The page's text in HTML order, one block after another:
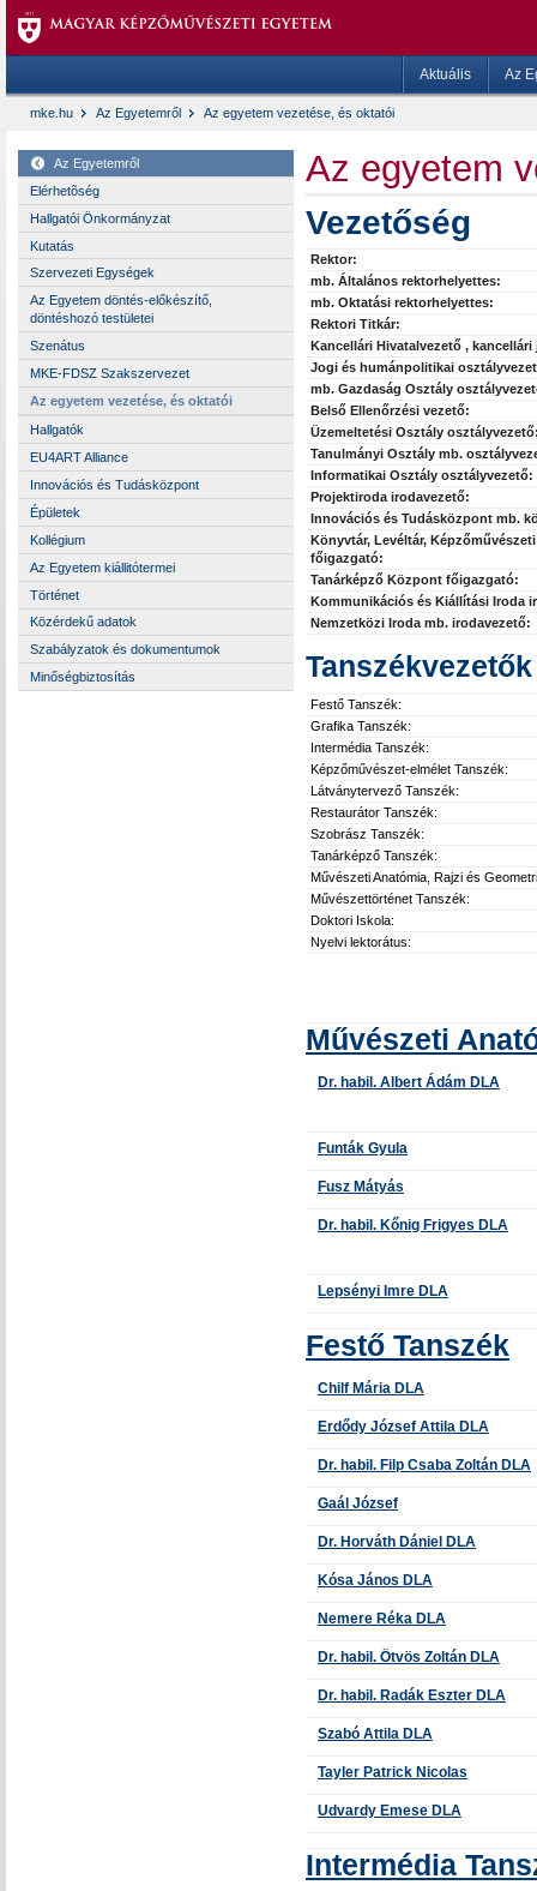
Aktuális Az
mke.hu Az Egyetemről Az egyetem vezetése, és oktatói
Az Egyetemről
Elérhetõség
Hallgatói Önkormányzat
Kutatás
Szervezeti Egységek
Az Egyetem döntés-előkészítő,
döntéshozó testületei
Szenátus
MKE-FDSZ Szakszervezet
Az egyetem vezetése, és oktatói
Hallgatók
EU4ART Alliance
Innovációs és Tudásközpont
Épületek
Kollégium
Az Egyetem kiállitótermei
Történet
Közérdekű adatok
Szabályzatok és dokumentumok
Minőségbiztosítás
Az egyetem
Vezetőség
Rektor:
mb. Általános rektorhelyettes:
mb. Oktatási rektorhelyettes:
Rektori Titkár:
Kancellári Hivatalvezető ,
Jogi és humánpolitikai
mb. Gazdaság Osztály
Belső Ellenőrzési vezető:
Üzemeltetési Osztály
Tanulmányi Osztály mb.
Informatikai Osztály osztályvezető:
Projektiroda irodavezető:
Innovációs és Tudásközpont mb.
Könyvtár, Levéltár,
főigazgató:
Tanárképző Központ főigazgató:
Kommunikációs és Kiállítási Iroda
Nemzetközi Iroda mb. irodavezető:
Tanszékvezetők
Festő Tanszék:
Grafika Tanszék:
Intermédia Tanszék:
Képzőművészet-elmélet Tanszék:
Látványtervező Tanszék:
Restaurátor Tanszék:
Szobrász Tanszék:
Tanárképző Tanszék:
Művészeti Anatómia, Rajzi és
Művészettörténet Tanszék:
Doktori Iskola:
Nyelvi lektorátus:
Művészeti
Dr. habil. Albert Ádám DLA
Funták Gyula
Fusz Mátyás
Dr. habil. Kőnig Frigyes DLA
Lepsényi Imre DLA
Festő Tanszék
Chilf Mária DLA
Erdődy József Attila DLA
Dr. habil. Filp Csaba Zoltán DLA
Gaál József
Dr. Horváth Dániel DLA
Kósa János DLA
Nemere Réka DLA
Dr. habil. Ötvös Zoltán DLA
Dr. habil. Radák Eszter DLA
Szabó Attila DLA
Tayler Patrick Nicolas
Udvardy Emese DLA
Intermédia